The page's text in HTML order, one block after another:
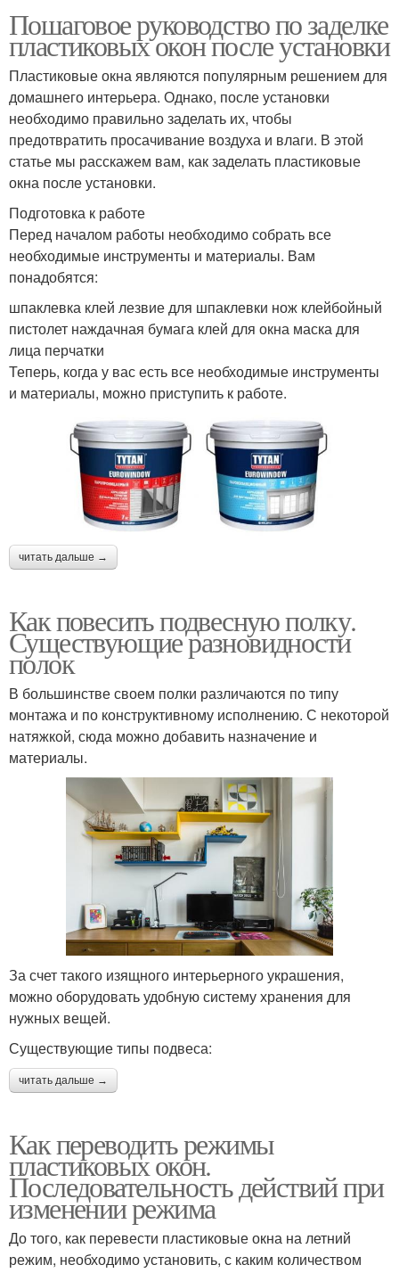
Пошаговое руководство по заделке
пластиковых окон после установки
Пластиковые окна являются популярным решением для
домашнего интерьера. Однако, после установки
необходимо правильно заделать их, чтобы
предотвратить просачивание воздуха и влаги. В этой
статье мы расскажем вам, как заделать пластиковые
окна после установки.
Подготовка к работе
Перед началом работы необходимо собрать все
необходимые инструменты и материалы. Вам
понадобятся:
шпаклевка клей лезвие для шпаклевки нож клейбойный
пистолет наждачная бумага клей для окна маска для
лица перчатки
Теперь, когда у вас есть все необходимые инструменты
и материалы, можно приступить к работе.
читать дальше →
Как повесить подвесную полку.
Существующие разновидности
полок
В большинстве своем полки различаются по типу
монтажа и по конструктивному исполнению. С некоторой
натяжкой, сюда можно добавить назначение и
материалы.
За счет такого изящного интерьерного украшения,
можно оборудовать удобную систему хранения для
нужных вещей.
Существующие типы подвеса:
читать дальше →
Как переводить режимы
пластиковых окон.
Последовательность действий при
изменении режима
До того, как перевести пластиковые окна на летний
режим, необходимо установить, с каким количеством